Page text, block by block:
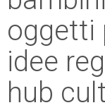
oggetti
idee
hub